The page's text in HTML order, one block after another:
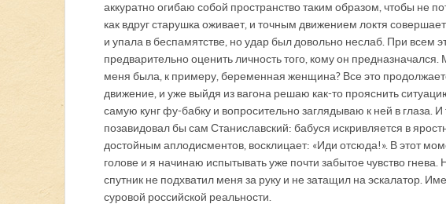
аккуратно огибаю собой пространство таким образом, чтобы не
как вдруг старушка оживает, и точным движением локтя
и упала в беспамятстве, но удар был довольно неслаб. При всем
предварительно оценить личность того, кому он
меня была, к примеру, беременная женщина? Все это
движение, и уже выйдя из вагона решаю как-то прояснить
самую кунг фу-бабку и вопросительно заглядываю к ней в глаза.
позавидовал бы сам Станиславский: бабуся искривляется в
достойным аплодисментов, восклицает: «Иди отсюда!». В этот
голове и я начинаю испытывать уже почти забытое чувство
спутник не подхватил меня за руку и не затащил на эскалатор.
суровой российской реальности.